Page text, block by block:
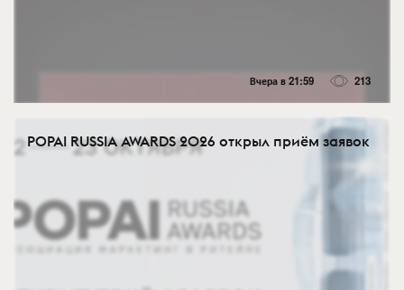
Вчера в 21:59 213
POPAI RUSSIA AWARDS 2026 открыл приём заявок